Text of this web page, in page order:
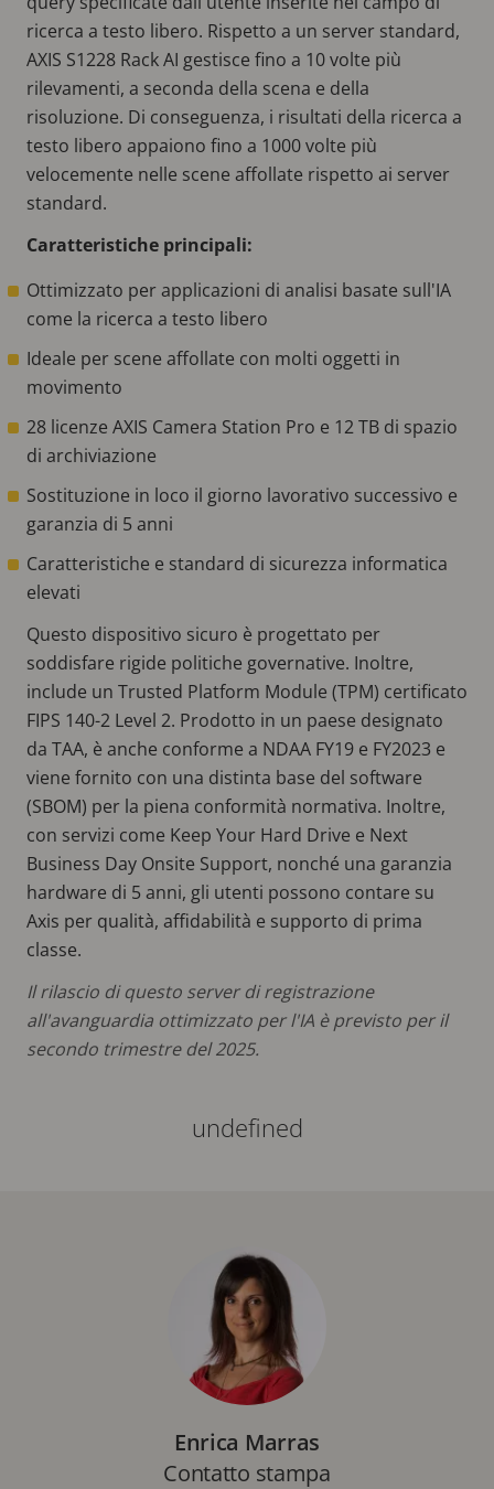
ricerca a testo libero. Rispetto a un server standard,
AXIS S1228 Rack AI gestisce fino a 10 volte più
rilevamenti, a seconda della scena e della
risoluzione. Di conseguenza, i risultati della ricerca a
testo libero appaiono fino a 1000 volte più
velocemente nelle scene affollate rispetto ai server
standard.
Caratteristiche principali:
Ottimizzato per applicazioni di analisi basate sull'IA
come la ricerca a testo libero
Ideale per scene affollate con molti oggetti in
movimento
28 licenze AXIS Camera Station Pro e 12 TB di spazio
di archiviazione
Sostituzione in loco il giorno lavorativo successivo e
garanzia di 5 anni
Caratteristiche e standard di sicurezza informatica
elevati
Questo dispositivo sicuro è progettato per
soddisfare rigide politiche governative. Inoltre,
include un Trusted Platform Module (TPM) certificato
FIPS 140-2 Level 2. Prodotto in un paese designato
da TAA, è anche conforme a NDAA FY19 e FY2023 e
viene fornito con una distinta base del software
(SBOM) per la piena conformità normativa. Inoltre,
con servizi come Keep Your Hard Drive e Next
Business Day Onsite Support, nonché una garanzia
hardware di 5 anni, gli utenti possono contare su
Axis per qualità, affidabilità e supporto di prima
classe.
Il rilascio di questo server di registrazione
all'avanguardia ottimizzato per l'IA è previsto per il
secondo trimestre del 2025.
undefined
Enrica Marras
Contatto stampa